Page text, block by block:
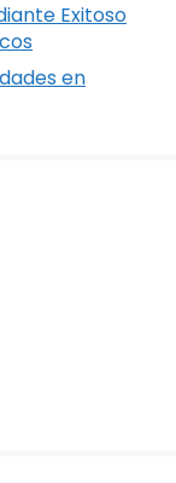
Exitoso
en